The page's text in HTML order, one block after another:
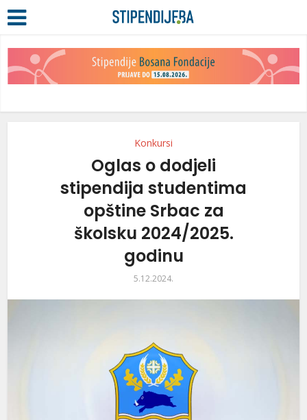
Konkursi
Oglas o dodjeli
stipendija studentima
opštine Srbac za
školsku 2024/2025.
godinu
5.12.2024.